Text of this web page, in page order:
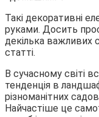
Такі декоративні
руками. Досить
декілька важливих
статті.
В сучасному світі
тенденція в
різноманітних
Найчастіше це